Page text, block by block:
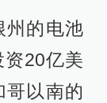
州的电池
20亿美
哥以南的